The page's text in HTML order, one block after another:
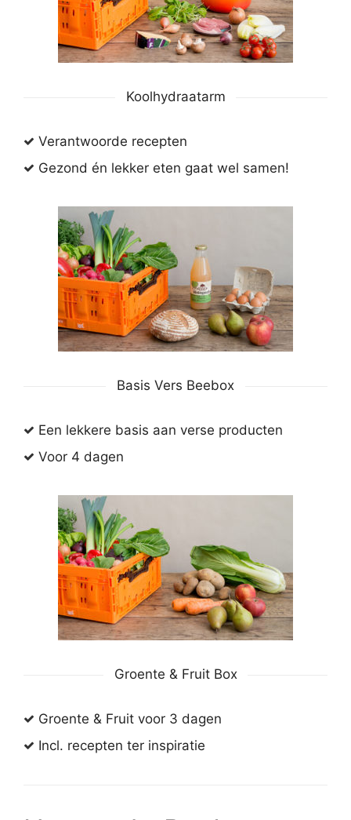
Koolhydraatarm
Verantwoorde recepten
Gezond én lekker eten gaat wel samen!
Basis Vers Beebox
Een lekkere basis aan verse producten
Voor 4 dagen
Groente & Fruit Box
Groente & Fruit voor 3 dagen
Incl. recepten ter inspiratie